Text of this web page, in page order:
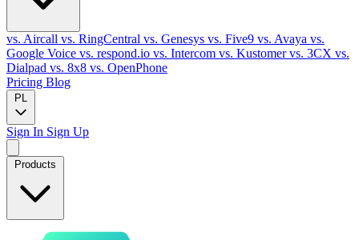
vs. Aircall vs. RingCentral vs. Genesys vs. Five9 vs. Avaya vs.
Google Voice vs. respond.io vs. Intercom vs. Kustomervs. 3CX vs.
Dialpad vs. 8x8 vs. OpenPhone
Pricing Blog
PL
Sign In Sign Up
Products